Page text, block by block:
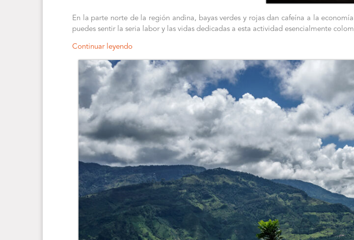
En la parte norte de la región andina, bayas verdes y rojas dan cafeína a la
puedes sentir la seria labor y las vidas dedicadas a esta actividad esencialmente
Continuar leyendo